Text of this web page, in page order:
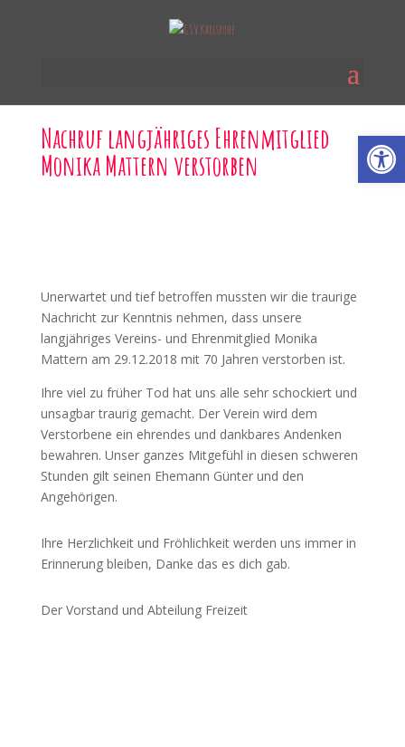
Nachruf langjähriges Ehrenmitglied
Monika Mattern verstorben
Unerwartet und tief betroffen mussten wir die traurige
Nachricht zur Kenntnis nehmen, dass unsere
langjähriges Vereins- und Ehrenmitglied Monika
Mattern am 29.12.2018 mit 70 Jahren verstorben ist.
Ihre viel zu früher Tod hat uns alle sehr schockiert und
unsagbar traurig gemacht. Der Verein wird dem
Verstorbene ein ehrendes und dankbares Andenken
bewahren. Unser ganzes Mitgefühl in diesen schweren
Stunden gilt seinen Ehemann Günter und den
Angehörigen.
Ihre Herzlichkeit und Fröhlichkeit werden uns immer in
Erinnerung bleiben, Danke das es dich gab.
Der Vorstand und Abteilung Freizeit